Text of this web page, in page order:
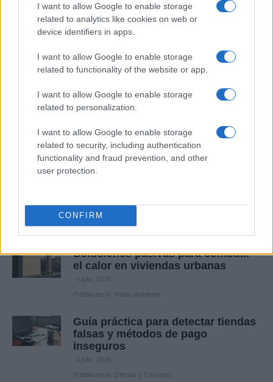
I want to allow Google to enable storage
related to analytics like cookies on web or
device identifiers in apps.
I want to allow Google to enable storage
related to functionality of the website or app.
I want to allow Google to enable storage
related to personalization.
I want to allow Google to enable storage
related to security, including authentication
functionality and fraud prevention, and other
user protection.
CONFIRM
El debut de Cabo Verde en el
Mundial 2026: una hazaña contra
Argentina
Pubblicato in:Deportes
El entrenador Pedro Martínez deja
el Valencia Basket para unirse al
4 julio, 2026
Pubblicato in:Deportes
Cómo el Mundial de Fútbol se ha
4 julio, 2026
Pubblicato in:Política
Soluciones pasivas para combatir
el calor en viviendas urbanas
4 julio, 2026
Pubblicato in: Medio ambiente
Guía práctica para detectar tiendas
falsas y métodos de pago
inseguros
4 julio, 2026
Pubblicato in: Ofertas y Consejos